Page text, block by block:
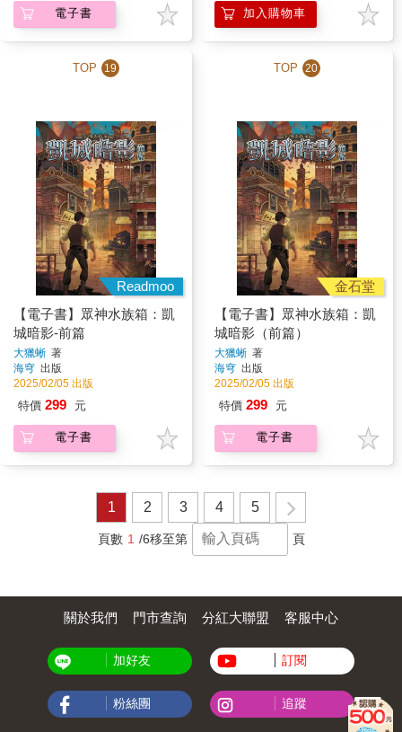
電子書 加入購物車
TOP 19
Readmoo
【電子書】眾神水族箱：凱
城暗影-前篇
大獵蜥 著
海穹 出版
2025/02/05 出版
特價 299 元
電子書
TOP 20
金石堂
【電子書】眾神水族箱：凱
城暗影（前篇）
大獵蜥 著
海穹 出版
2025/02/05 出版
特價 299 元
電子書
1 2 3 4 5
頁數 1 /6移至第 頁
關於我們 門市查詢 分紅大聯盟 客服中心
加好友 訂閱
粉絲團 追蹤